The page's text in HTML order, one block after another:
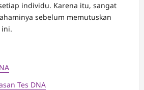
individu. Karena itu, sangat
sebelum memutuskan
Tes DNA